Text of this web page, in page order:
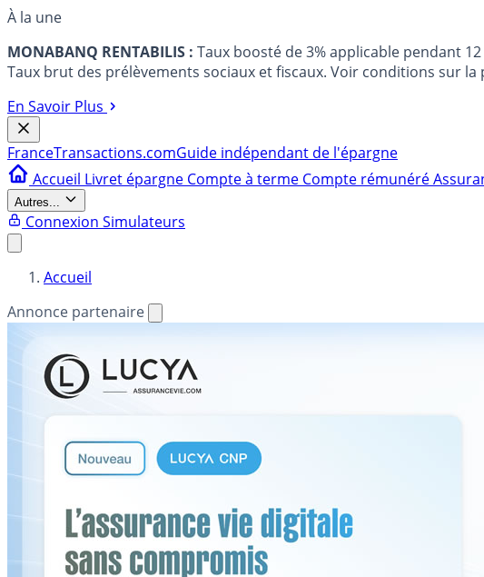
À la une
MONABANQ RENTABILIS : Taux boosté de 3% applicable pendant
Taux brut des prélèvements sociaux et fiscaux. Voir conditions sur la
En Savoir Plus
FranceTransactions.comGuide indépendant de l'épargne
Accueil Livret épargne Compte à terme Compte rémunéré
Autres...
Connexion Simulateurs
Accueil
Annonce partenaire